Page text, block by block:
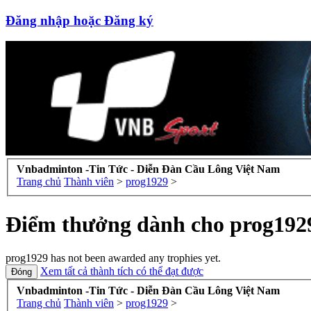
Đăng nhập hoặc Đăng ký
Vnbadminton -Tin Tức - Diễn Đàn Cầu Lông Việt Nam
Trang chủ Thành viên > prog1929 >
Điểm thưởng dành cho
prog1929 has not been awarded any trophies yet.
Xem tất cả thành tích có thể đạt được
Vnbadminton -Tin Tức - Diễn Đàn Cầu Lông Việt Nam
Trang chủ Thành viên > prog1929 >